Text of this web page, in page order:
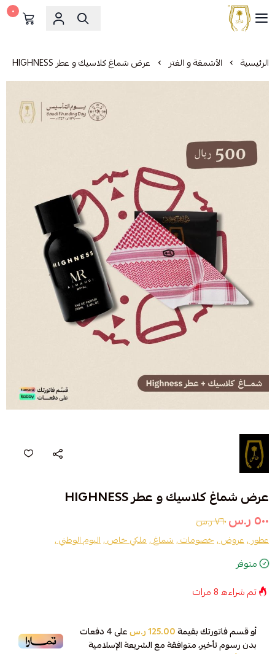
مشالح المهدي الملكية
٠
الرئيسية الأشمغة و الغتر عرض شماغ كلاسيك و عطر HIGHNESS
عرض شماغ كلاسيك و عطر HIGHNESS
٥٠٠ ر.س
٧٦٠ ر.س
عطور ,عروض ,خصومات ,شماغ ,ملكي خاص ,اليوم الوطني ,
متوفر
تم شراءه8مرات
أو قسم فاتورتك بقيمة125.00 ر.س على4دفعات
بدون رسوم تأخير، متوافقة مع الشريعة الإسلامية